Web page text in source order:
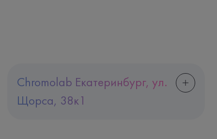
Chromolab Екатеринбург, ул.
Щорса, 38к1